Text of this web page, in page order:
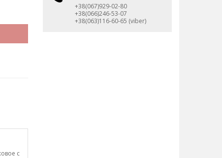
с
+38(067)929-02-80
+38(066)246-53-07
+38(063)116-60-65 (viber)